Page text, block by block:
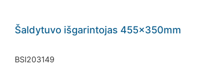
Šaldytuvo išgarintojas 455x350mm
BSI203149